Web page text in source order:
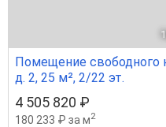
1
Помещение свободного
д. 2, 25 м², 2/22 эт.
4 505 820 ₽
180 233 ₽ за м2